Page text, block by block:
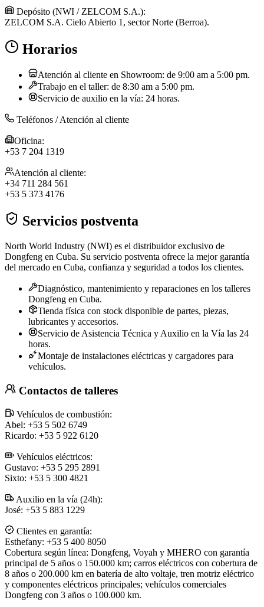
Depósito (NWI / ZELCOM S.A.):
ZELCOM S.A. Cielo Abierto 1, sector Norte (Berroa).
Horarios
Atención al cliente en Showroom: de 9:00 am a 5:00 pm.
Trabajo en el taller: de 8:30 am a 5:00 pm.
Servicio de auxilio en la vía: 24 horas.
Teléfonos / Atención al cliente
Oficina:
+53 7 204 1319
Atención al cliente:
+34 711 284 561
+53 5 373 4176
Servicios postventa
North World Industry (NWI) es el distribuidor exclusivo de
Dongfeng en Cuba. Su servicio postventa ofrece la mejor garantía
del mercado en Cuba, confianza y seguridad a todos los clientes.
Diagnóstico, mantenimiento y reparaciones en los talleres
Dongfeng en Cuba.
Tienda física con stock disponible de partes, piezas,
lubricantes y accesorios.
Servicio de Asistencia Técnica y Auxilio en la Vía las 24
horas.
Montaje de instalaciones eléctricas y cargadores para
vehículos.
Contactos de talleres
Vehículos de combustión:
Abel: +53 5 502 6749
Ricardo: +53 5 922 6120
Vehículos eléctricos:
Gustavo: +53 5 295 2891
Sixto: +53 5 300 4821
Auxilio en la vía (24h):
José: +53 5 883 1229
Clientes en garantía:
Esthefany: +53 5 400 8050
Cobertura según línea: Dongfeng, Voyah y MHERO con garantía
principal de 5 años o 150.000 km; carros eléctricos con cobertura de
8 años o 200.000 km en batería de alto voltaje, tren motriz eléctrico
y componentes eléctricos principales; vehículos comerciales
Dongfeng con 3 años o 100.000 km.